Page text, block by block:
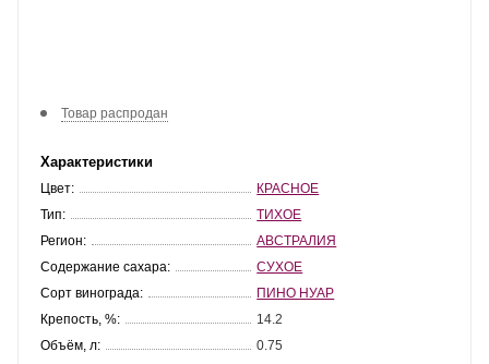
Товар распродан
Характеристики
Цвет:
КРАСНОЕ
Тип:
ТИХОЕ
Регион:
АВСТРАЛИЯ
Содержание сахара:
СУХОЕ
Сорт винограда:
ПИНО НУАР
Крепость, %:
14.2
Объём, л:
0.75